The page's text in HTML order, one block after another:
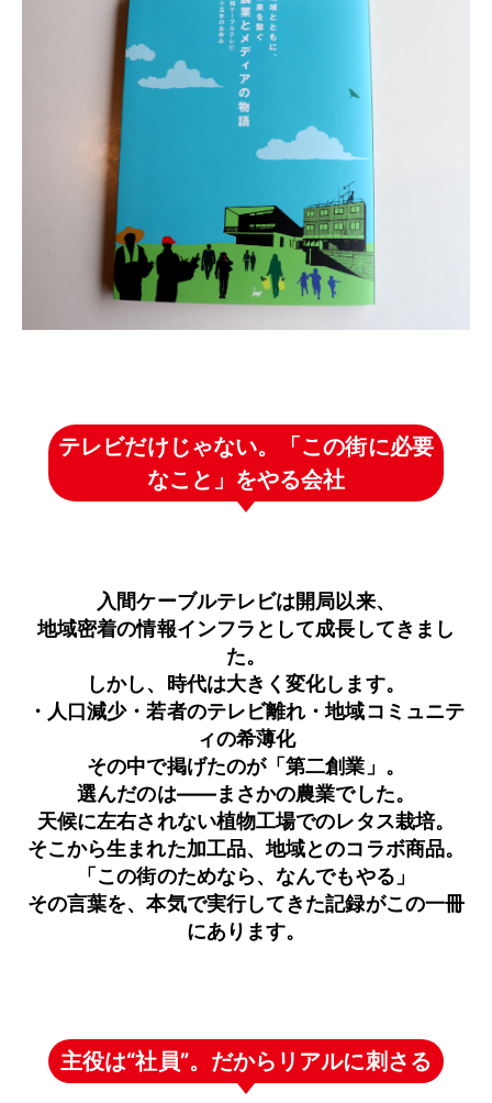
テレビだけじゃない。「この街に必要
なこと」をやる会社
入間ケーブルテレビは開局以来、
地域密着の情報インフラとして成長してきまし
た。
しかし、時代は大きく変化します。
・人口減少・若者のテレビ離れ・地域コミュニテ
ィの希薄化
その中で掲げたのが「第二創業」。
選んだのは——まさかの農業でした。
天候に左右されない植物工場でのレタス栽培。
そこから生まれた加工品、地域とのコラボ商品。
「この街のためなら、なんでもやる」
その言葉を、本気で実行してきた記録がこの一冊
にあります。
主役は“社員”。だからリアルに刺さる